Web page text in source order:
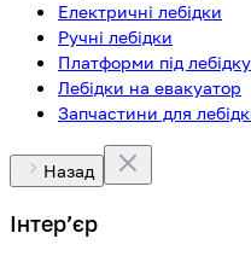
Електричні лебідки
Ручні лебідки
Платформи під лебідку
Лебідки на евакуатор
Запчастини для
Назад
Інтерʼєр